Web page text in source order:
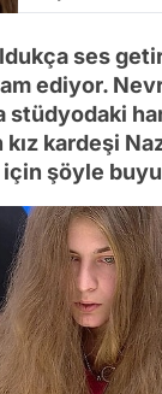
ses
ediyor.
stüdyodaki
kardeşi
şöyle